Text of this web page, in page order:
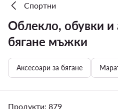
Спортни
Облекло, обувки и
бягане мъжки
Аксесоари за бягане
Продукти: 879